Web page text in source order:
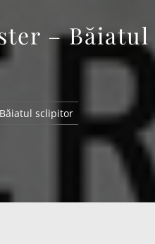
–
sclipitor